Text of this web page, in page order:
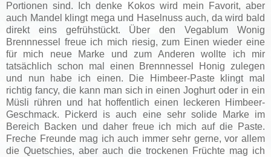
Portionen sind. Ich denke Kokos wird mein Favorit, aber
auch Mandel klingt mega und Haselnuss auch, da wird bald
direkt eins gefrühstückt. Über den Vegablum Wonig
Brennnessel freue ich mich riesig, zum Einen wieder eine
für mich neue Marke und zum Anderen wollte ich mir
tatsächlich schon mal einen Brennnessel Honig zulegen
und nun habe ich einen. Die Himbeer-Paste klingt mal
richtig fancy, die kann man sich in einen Joghurt oder in ein
Müsli rühren und hat hoffentlich einen leckeren Himbeer-
Geschmack. Pickerd is auch eine sehr solide Marke im
Bereich Backen und daher freue ich mich auf die Paste.
Freche Freunde mag ich auch immer sehr gerne, vor allem
die Quetschies, aber auch die trockenen Früchte mag ich